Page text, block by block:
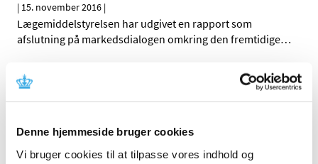
Denne hjemmeside bruger cookies
Vi bruger cookies til at tilpasse vores indhold og
| 15. november 2016 |
Lægemiddelstyrelsen har udgivet en rapport som
afslutning på markedsdialogen omkring den fremtidige…
Forfalskede certifikater om god
fremstillingspraksis i omløb
Lægemiddelstyrelsen indskærper over for de danske